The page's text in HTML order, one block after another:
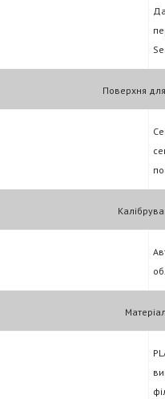
Поверхня